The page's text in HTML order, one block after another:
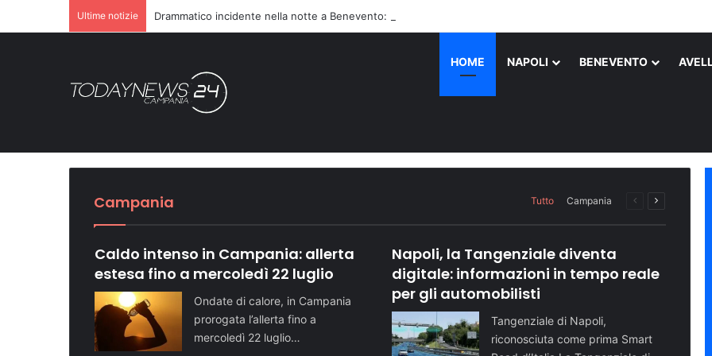
Ultime notizie Drammatico incidente nella notte a Benevento: perdono la vita due persone
HOME NAPOLI BENEVENTO
Sette ragazzi ricoverati in ospedale dopo una
Una notte di paura a Casamicciola Terme, sull’isola d’Ischia, dove sette ragazzi, alcuni dei quali…
Dopo il carcere riorganizza il gruppo criminale:
Turismo in crescita: Napoli supera quota 500 mila
Telese Terme potenzia la sicurezza con nuovi
Domenica speciale in riva al mare: le tappe
Campania Tutto Campania
Pagina
Caldo intenso in Campania: allerta
estesa fino a mercoledì 22 luglio
Ondate di calore, in Campania
prorogata l’allerta fino a
mercoledì 22 luglio…
Napoli, la Tangenziale diventa
digitale: informazioni in tempo reale
per gli automobilisti
Tangenziale di Napoli,
riconosciuta come prima Smart